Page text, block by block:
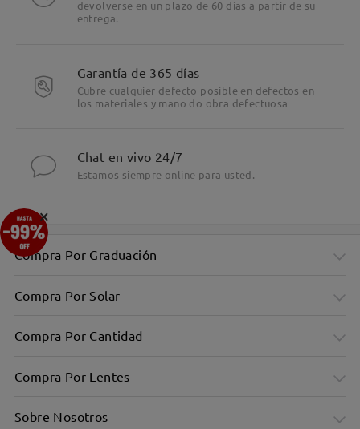
devolverse en un plazo de 60 días a partir de su
entrega.
Garantía de 365 días
Cubre cualquier defecto posible en defectos en
los materiales y mano do obra defectuosa
Chat en vivo 24/7
Estamos siempre online para usted.
Compra Por Graduación
Compra Por Solar
Compra Por Cantidad
Compra Por Lentes
Sobre Nosotros
×